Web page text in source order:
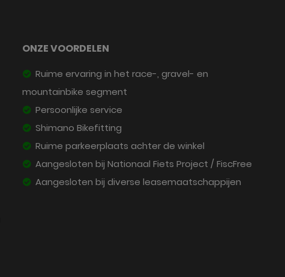
ONZE VOORDELEN
Ruime ervaring in het race-, gravel- en
mountainbike segment
Persoonlijke service
Shimano Bikefitting
Ruime parkeerplaats achter de winkel
Aangesloten bij Nationaal Fiets Project / FiscFree
Aangesloten bij diverse leasemaatschappijen